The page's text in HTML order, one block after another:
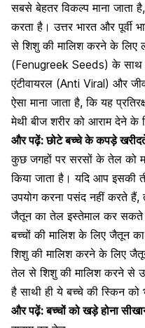
सबसे बेहतर विकल्प माना जाता
करता है। उत्तर भारत और पूर्वी
से शिशु की मालिश करने के लिए
(Fenugreek Seeds) के साथ
एंटीवायरल (Anti Viral) और
ऐसा माना जाता है, कि यह
मेथी बीज शरीर को आराम देने के
और पढ़ें:छोटे बच्चे के कपड़े
कुछ जगहों पर सरसों के तेल को
किया जाता है। यदि आप
उपयोग करना पसंद नहीं करते हैं,
जैतून का तेल इस्तेमाल कर सकते
बच्चों की मालिश के लिए जैतून
शिशु की मालिश करने के लिए
तेल से शिशु की मालिश करने से
है साथी ही ये बच्चे की स्किन को
और पढ़ें: बच्चों को खड़े होना